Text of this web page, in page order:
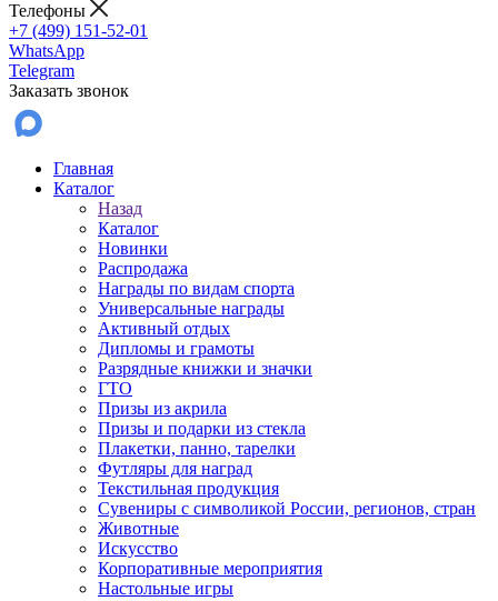
Телефоны
+7 (499) 151-52-01
WhatsApp
Telegram
Заказать звонок
Главная
Каталог
Назад
Каталог
Новинки
Распродажа
Награды по видам спорта
Универсальные награды
Активный отдых
Дипломы и грамоты
Разрядные книжки и значки
ГТО
Призы из акрила
Призы и подарки из стекла
Плакетки, панно, тарелки
Футляры для наград
Текстильная продукция
Сувениры с символикой России, регионов, стран
Животные
Искусство
Корпоративные мероприятия
Настольные игры